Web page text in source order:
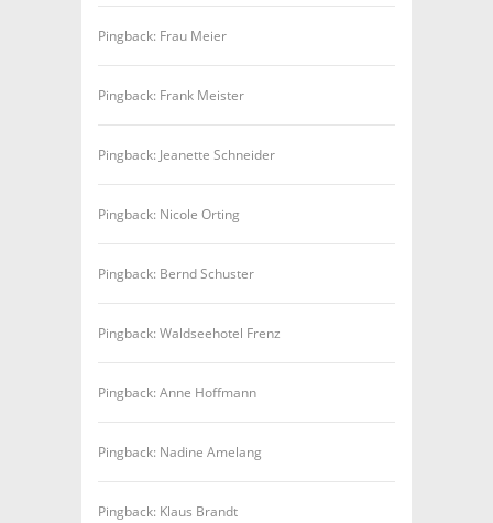
Pingback: Frau Meier
Pingback: Frank Meister
Pingback: Jeanette Schneider
Pingback: Nicole Orting
Pingback: Bernd Schuster
Pingback: Waldseehotel Frenz
Pingback: Anne Hoffmann
Pingback: Nadine Amelang
Pingback: Klaus Brandt